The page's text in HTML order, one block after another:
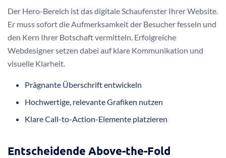
Der Hero-Bereich ist das digitale Schaufenster Ihrer Website.
Er muss sofort die Aufmerksamkeit der Besucher fesseln und
den Kern Ihrer Botschaft vermitteln. Erfolgreiche
Webdesigner setzen dabei auf klare Kommunikation und
visuelle Klarheit.
Prägnante Überschrift entwickeln
Hochwertige, relevante Grafiken nutzen
Klare Call-to-Action-Elemente platzieren
Entscheidende Above-the-Fold